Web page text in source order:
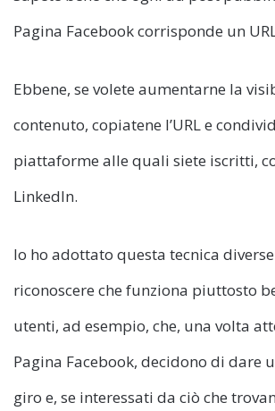
Pagina Facebook corrisponde un
Ebbene, se volete aumentarne la
contenuto, copiatene l’URL e
piattaforme alle quali siete iscritti,
LinkedIn.
Io ho adottato questa tecnica
riconoscere che funziona piuttosto
utenti, ad esempio, che, una volta
Pagina Facebook, decidono di dare
giro e, se interessati da ciò che